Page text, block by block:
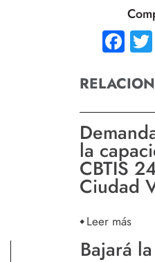
la
CBTIS
Ciudad
Leer más
Bajará la